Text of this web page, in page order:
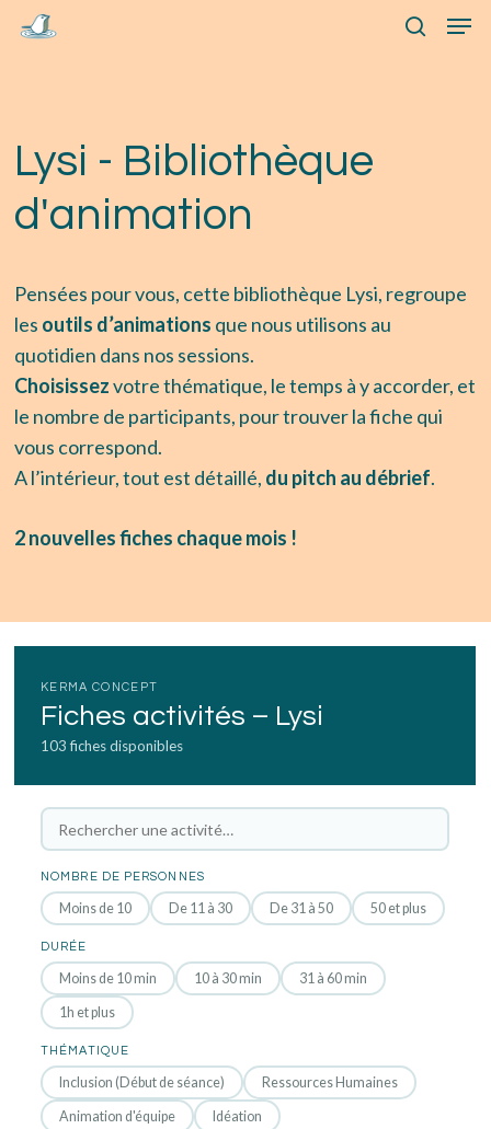
Lysi - Bibliothèque
d'animation
Pensées pour vous, cette bibliothèque Lysi, regroupe
les outils d’animations que nous utilisons au
quotidien dans nos sessions.
Choisissezvotre thématique, le temps à y accorder, et
le nombre de participants, pour trouver la fiche qui
vous correspond.
A l’intérieur, tout est détaillé, du pitch au débrief.
2 nouvelles fiches chaque mois !
Menu